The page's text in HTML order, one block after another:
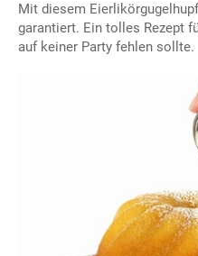
Mit diesem
garantiert. Ein tolles Rezept
auf keiner Party fehlen sollte.